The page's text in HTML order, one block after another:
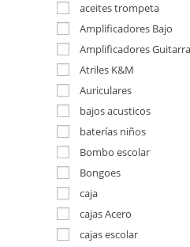
aceites trompeta
Amplificadores Bajo
Amplificadores Guitarra
Atriles K&M
Auriculares
bajos acusticos
baterías niños
Bombo escolar
Bongoes
caja
cajas Acero
cajas escolar